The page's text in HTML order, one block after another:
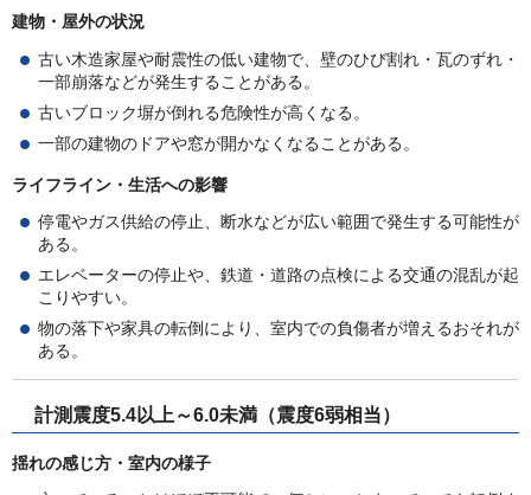
建物・屋外の状況
古い木造家屋や耐震性の低い建物で、壁のひび割れ・瓦のずれ・
一部崩落などが発生することがある。
古いブロック塀が倒れる危険性が高くなる。
一部の建物のドアや窓が開かなくなることがある。
ライフライン・生活への影響
停電やガス供給の停止、断水などが広い範囲で発生する可能性が
ある。
エレベーターの停止や、鉄道・道路の点検による交通の混乱が起
こりやすい。
物の落下や家具の転倒により、室内での負傷者が増えるおそれが
ある。
計測震度5.4以上～6.0未満（震度6弱相当）
揺れの感じ方・室内の様子